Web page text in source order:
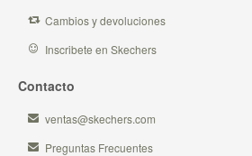
Cambios y devoluciones
Inscribete en Skechers
Contacto
ventas@skechers.com
Preguntas Frecuentes